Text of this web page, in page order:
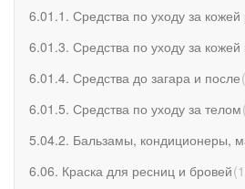
6.01.1. Средства по уходу за кожей
6.01.3. Средства по уходу за кожей
6.01.4. Средства до загара и после(
6.01.5. Средства по уходу за телом(
5.04.2. Бальзамы, кондиционеры,
6.06. Краска для ресниц и бровей(